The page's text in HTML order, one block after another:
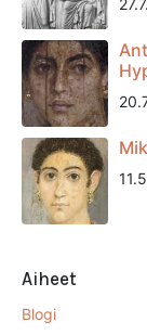
Aiheet
Blogi